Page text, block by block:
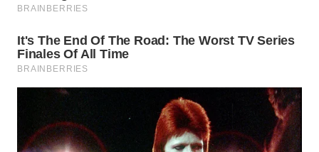
WN
TAPANULI
UTARA
SAMOSIR